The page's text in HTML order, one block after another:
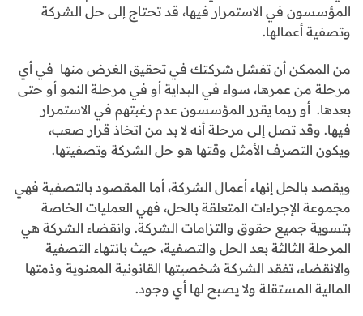
المؤسسون في الاستمرار فيها، قد تحتاج إلى حل الشركة
وتصفية أعمالها.
من الممكن أن تفشل شركتك في تحقيق الغرض منها في أي
مرحلة من عمرها، سواء في البداية أو في مرحلة النمو أو حتى
بعدها. أو ربما يقرر المؤسسون عدم رغبتهم في الاستمرار
فيها. وقد تصل إلى مرحلة أنه لا بد من اتخاذ قرار صعب،
ويكون التصرف الأمثل وقتها هو حل الشركة وتصفيتها.
ويقصد بالحل إنهاء أعمال الشركة، أما المقصود بالتصفية فهي
مجموعة الإجراءات المتعلقة بالحل، فهي العمليات الخاصة
بتسوية جميع حقوق والتزامات الشركة. وانقضاء الشركة هي
المرحلة الثالثة بعد الحل والتصفية، حيث بانتهاء التصفية
والانقضاء، تفقد الشركة شخصيتها القانونية المعنوية وذمتها
المالية المستقلة ولا يصبح لها أي وجود.